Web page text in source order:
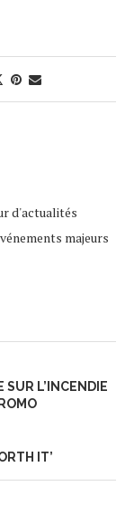
d'actualités
majeurs
SUR L’INCENDIE
IT’